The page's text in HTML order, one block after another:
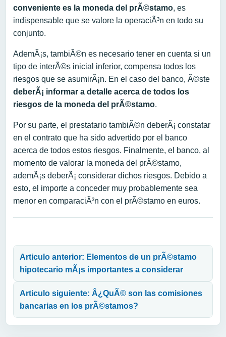
conveniente es la moneda del prÃ©stamo, es
indispensable que se valore la operaciÃ³n en todo su
conjunto.
AdemÃ¡s, tambiÃ©n es necesario tener en cuenta si un
tipo de interÃ©s inicial inferior, compensa todos los
riesgos que se asumirÃ¡n. En el caso del banco, Ã©ste
deberÃ¡ informar a detalle acerca de todos los
riesgos de la moneda del prÃ©stamo.
Por su parte, el prestatario tambiÃ©n deberÃ¡ constatar
en el contrato que ha sido advertido por el banco
acerca de todos estos riesgos. Finalmente, el banco, al
momento de valorar la moneda del prÃ©stamo,
ademÃ¡s deberÃ¡ considerar dichos riesgos. Debido a
esto, el importe a conceder muy probablemente sea
menor en comparaciÃ³n con el prÃ©stamo en euros.
Articulo anterior: Elementos de un prÃ©stamo
hipotecario mÃ¡s importantes a considerar
Articulo siguiente: Â¿QuÃ© son las comisiones
bancarias en los prÃ©stamos?